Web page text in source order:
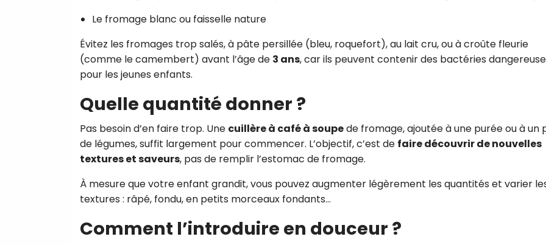
Le fromage blanc ou faisselle nature
Évitez les fromages trop salés, à pâte persillée (bleu, roquefort), au lait cru, ou à croûte fleurie
(comme le camembert) avant l’âge de 3 ans, car ils peuvent contenir des bactéries
pour les jeunes enfants.
Quelle quantité donner ?
Pas besoin d’en faire trop. Une cuillère à café à soupede fromage, ajoutée à une purée ou à un
de légumes, suffit largement pour commencer. L’objectif, c’est de faire découvrir de nouvelles
textures et saveurs, pas de remplir l’estomac de fromage.
À mesure que votre enfant grandit, vous pouvez augmenter légèrement les quantités et varier
textures : râpé, fondu, en petits morceaux fondants…
Comment l’introduire en douceur ?